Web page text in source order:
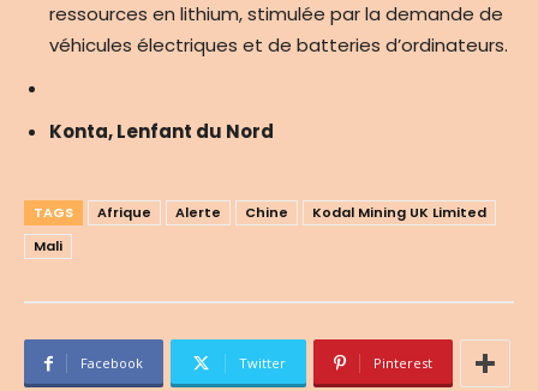
ressources en lithium, stimulée par la demande de
véhicules électriques et de batteries d’ordinateurs.
Konta, Lenfant du Nord
TAGS Afrique Alerte Chine
Kodal Mining UK Limited
Mali
Facebook Twitter Pinterest